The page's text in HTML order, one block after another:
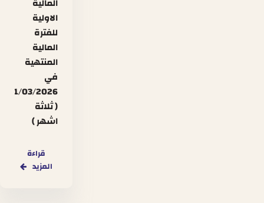
المالية
الاولية
للفترة
المالية
المنتهية
في
31/03/2026
( ثلاثة
اشهر )
قراءة
المزيد